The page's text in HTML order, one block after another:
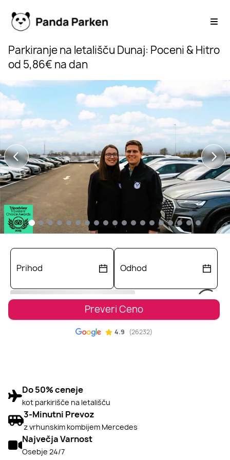
Parkiranje na letališču Dunaj: Poceni & Hitro
od 5,86€ na dan
Preveri Ceno
4.9 (26232)
Do 50% ceneje
kot parkirišče na letališču
3-Minutni Prevoz
z vrhunskim kombijem Mercedes
Največja Varnost
Osebje 24/7